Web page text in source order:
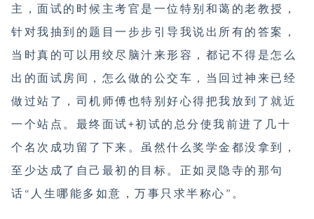
主，面试的时候主考官是一位特别和蔼的老教授，
针对我抽到的题目一步步引导我说出所有的答案，
当时真的可以用绞尽脑汁来形容，都记不得是怎么
出的面试房间，怎么做的公交车，当回过神来已经
做过站了，司机师傅也特别好心得把我放到了就近
一个站点。最终面试+初试的总分使我前进了几十
个名次成功留了下来。虽然什么奖学金都没拿到，
至少达成了自己最初的目标。正如灵隐寺的那句
话“人生哪能多如意，万事只求半称心”。